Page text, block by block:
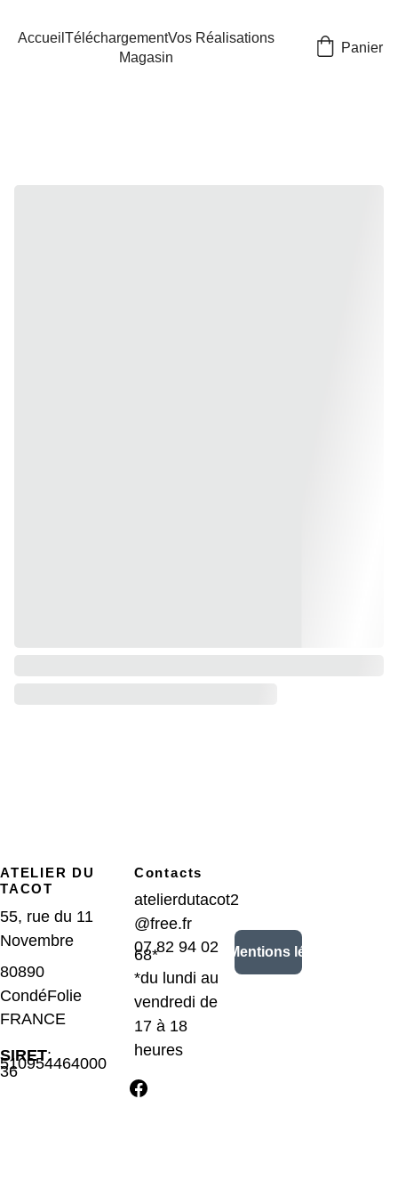
Accueil TéléchargementVos Réalisations
Magasin
Panier
ATELIER DU
TACOT
55, rue du 11
Novembre
80890
CondéFolie
FRANCE
SIRET:
510954464000
36
Contacts
atelierdutacot2
@free.fr
07 82 94 02
68*
*du lundi au
vendredi de
17 à 18
heures
CGV/Mentions légales